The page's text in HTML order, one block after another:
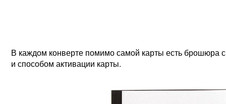
В каждом конверте помимо самой карты есть брошюра с
и способом активации карты.